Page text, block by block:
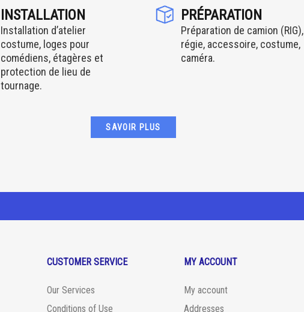
INSTALLATION
Installation d’atelier
costume, loges pour
comédiens, étagères et
protection de lieu de
tournage.
PRÉPARATION
Préparation de camion (RIG),
régie, accessoire, costume,
caméra.
SAVOIR PLUS
CUSTOMER SERVICE
Our Services
Conditions of Use
MY ACCOUNT
My account
Addresses